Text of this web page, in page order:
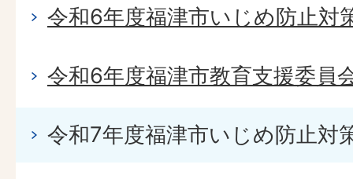
令和6年度福津市いじめ防止対
令和6年度福津市教育支援委員
令和7年度福津市いじめ防止対